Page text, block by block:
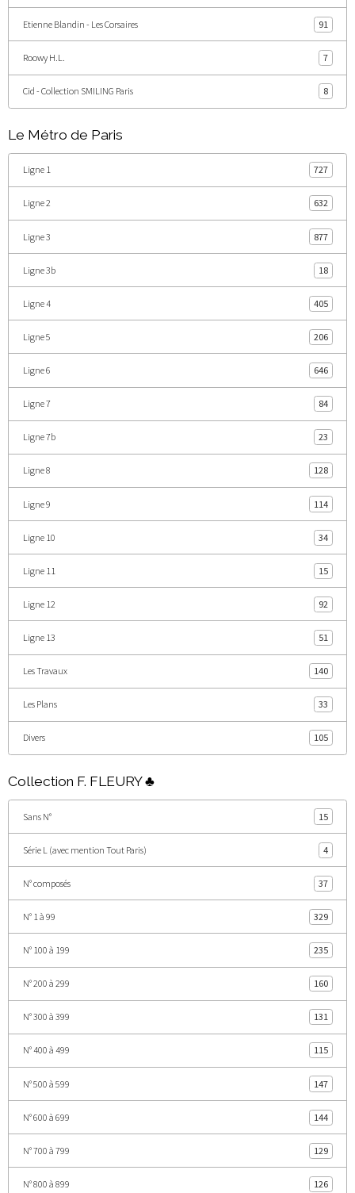
Etienne Blandin - Les Corsaires 91
Roowy H.L. 7
Cid - Collection SMILING Paris 8
Le Métro de Paris
Ligne 1 727
Ligne 2 632
Ligne 3 877
Ligne 3b 18
Ligne 4 405
Ligne 5 206
Ligne 6 646
Ligne 7 84
Ligne 7b 23
Ligne 8 128
Ligne 9 114
Ligne 10 34
Ligne 11 15
Ligne 12 92
Ligne 13 51
Les Travaux 140
Les Plans 33
Divers 105
Collection F. FLEURY ♣
Sans N° 15
Série L (avec mention Tout Paris) 4
N° composés 37
N° 1 à 99 329
N° 100 à 199 235
N° 200 à 299 160
N° 300 à 399 131
N° 400 à 499 115
N° 500 à 599 147
N° 600 à 699 144
N° 700 à 799 129
N° 800 à 899 126